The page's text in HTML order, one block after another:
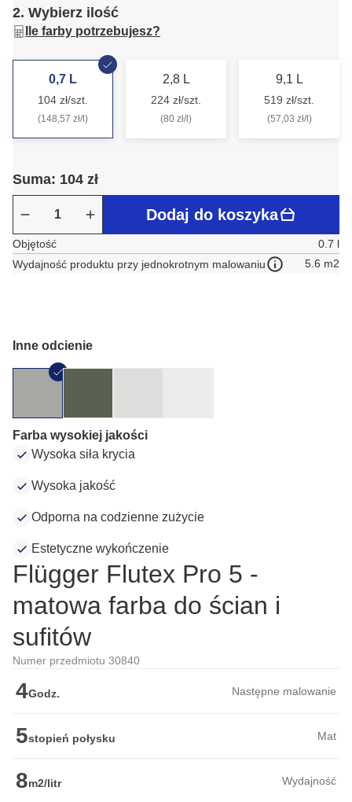
2. Wybierz ilość
Ile farby potrzebujesz?
0,7 L
104 zł/szt.
(148,57 zł/l)
2,8 L
224 zł/szt.
(80 zł/l)
9,1 L
519 zł/szt.
(57,03 zł/l)
Suma: 104 zł
Dodaj do koszyka
Objętość
0.7 l
Wydajność produktu przy jednokrotnym malowaniu
5.6 m2
Inne odcienie
Farba wysokiej jakości
Wysoka siła krycia
Wysoka jakość
Odporna na codzienne zużycie
Estetyczne wykończenie
Flügger Flutex Pro 5 -
matowa farba do ścian i
sufitów
Numer przedmiotu 30840
4Godz. Następne malowanie
5stopień połysku Mat
8m2/litr Wydajność